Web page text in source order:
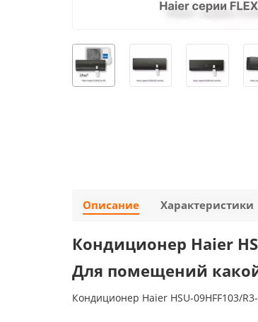
Описание Характеристики
Кондиционер Haier
Для помещений
Кондиционер Haier HSU-09HFF103/